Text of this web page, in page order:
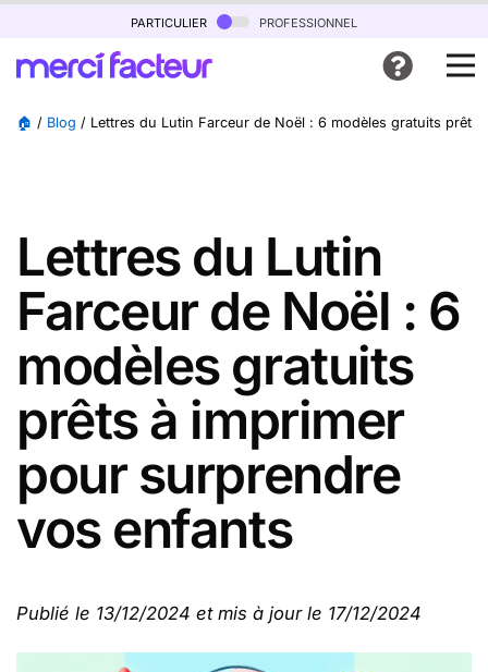
particulier professionnel
🏠 / Blog / Lettres du Lutin Farceur de Noël : 6 modèles gratuits
Lettres du Lutin
Farceur de Noël : 6
modèles gratuits
prêts à imprimer
pour surprendre
vos enfants
Publié le 13/12/2024 et mis à jour le 17/12/2024